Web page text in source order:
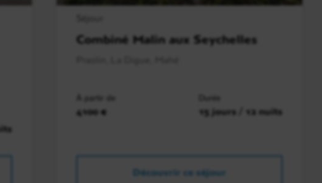
Combiné Malin aux Seychelles
À partir de
4100 €
Durée
15 jours / 12 nuits
Découvrir ce séjour